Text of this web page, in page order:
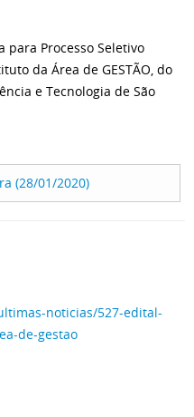
para Processo Seletivo
da Área de GESTÃO, do
e Tecnologia de São
(28/01/2020)
noticias/527-edital-
de-gestao